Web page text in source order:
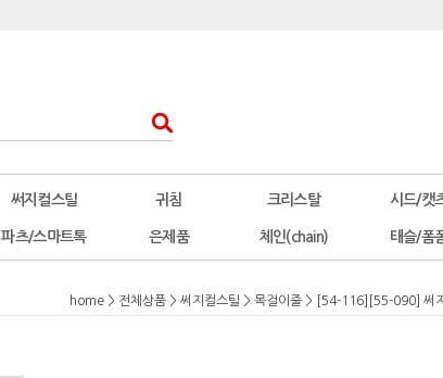
써지컬스틸 귀침 크리스탈 시드/캣
파츠/스마트톡 은제품 체인(chain) 태슬/폼
home > 전체상품 > 써지컬스틸 > 목걸이줄 > [54-116][55-090] 써